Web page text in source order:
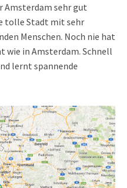
Amsterdam sehr gut
tolle Stadt mit sehr
Menschen. Noch nie hat
wie in Amsterdam. Schnell
lernt spannende